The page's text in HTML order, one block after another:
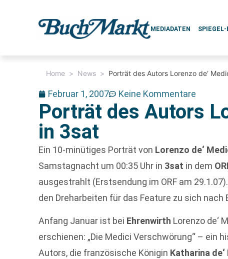
MEDIADATEN
Home > News > Porträt des Autors Lorenzo de‘
Februar 1, 2007 Keine Kommentare
Porträt des Autors
in 3sat
Ein 10-minütiges Porträt von Lorenzo de‘
Samstagnacht um 00:35 Uhr in 3sat in dem
ausgestrahlt (Erstsendung im ORF am
den Dreharbeiten für das Feature zu sich nach
Anfang Januar ist bei Ehrenwirth Lorenzo de‘
erschienen: „Die Medici Verschwörung“ – ein
Autors, die französische Königin Katharina